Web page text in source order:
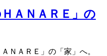
ＡＮＡＲＥ」の
ＮＡＲＥ」の「家」へ。